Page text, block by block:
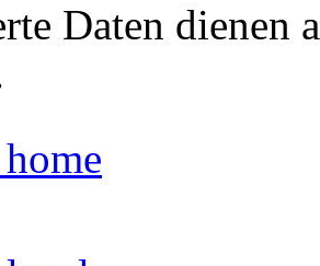
Daten